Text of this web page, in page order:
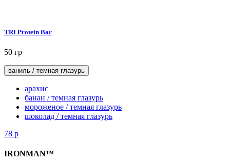
TRI Protein Bar
50 гр
ваниль / темная глазурь
арахис
банан / темная глазурь
мороженое / темная глазурь
шоколад / темная глазурь
78 р
IRONMAN™